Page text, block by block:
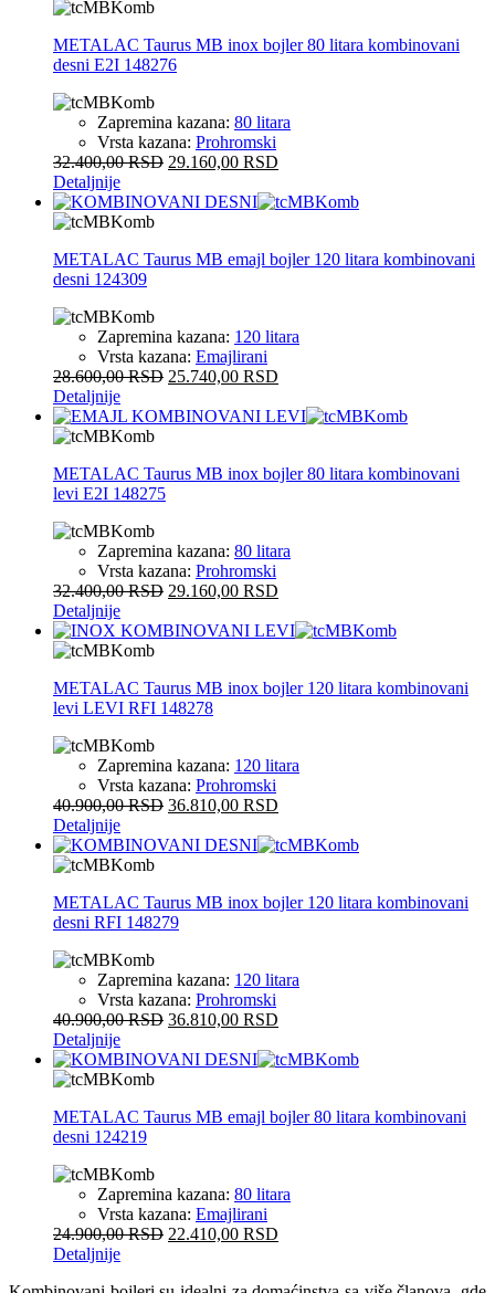
METALAC Taurus MB inox bojler 80 litara kombinovani
desni E2I 148276
Zapremina kazana: 80 litara
Vrsta kazana: Prohromski
32.400,00RSD 29.160,00 RSD
Detaljnije
METALAC Taurus MB emajl bojler 120 litara kombinovani
desni 124309
Zapremina kazana: 120 litara
Vrsta kazana: Emajlirani
28.600,00RSD 25.740,00 RSD
Detaljnije
METALAC Taurus MB inox bojler 80 litara kombinovani
levi E2I 148275
Zapremina kazana: 80 litara
Vrsta kazana: Prohromski
32.400,00RSD 29.160,00 RSD
Detaljnije
METALAC Taurus MB inox bojler 120 litara kombinovani
levi LEVI RFI 148278
Zapremina kazana: 120 litara
Vrsta kazana: Prohromski
40.900,00RSD 36.810,00 RSD
Detaljnije
METALAC Taurus MB inox bojler 120 litara kombinovani
desni RFI 148279
Zapremina kazana: 120 litara
Vrsta kazana: Prohromski
40.900,00RSD 36.810,00 RSD
Detaljnije
METALAC Taurus MB emajl bojler 80 litara kombinovani
desni 124219
Zapremina kazana: 80 litara
Vrsta kazana: Emajlirani
24.900,00RSD 22.410,00 RSD
Detaljnije